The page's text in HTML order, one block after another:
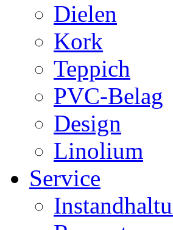
Dielen
Kork
Teppich
PVC-Belag
Design
Linolium
Service